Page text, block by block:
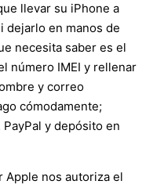
llevar su iPhone a
dejarlo en manos de
necesita saber es el
número IMEI y rellenar
y correo
cómodamente;
y depósito en
Apple nos autoriza el